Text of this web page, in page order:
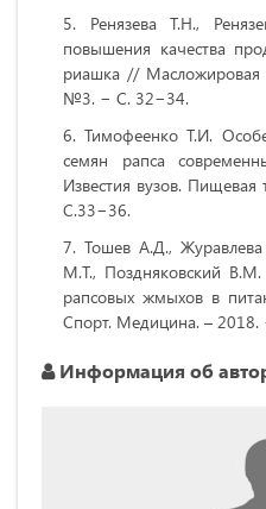
Ренязева Т.Н.,
повышения качества
риашка //
№3. − С. 32−34.
Тимофеенко Т.И.
семян рапса
Известия вузов.
С.33−36.
Тошев А.Д.,
М.Т., Поздняковский В.М.
рапсовых жмыхов в
Спорт. Медицина. –
Информация об